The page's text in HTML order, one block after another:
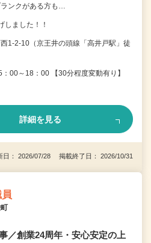
ンクがある方も…
ました！！
1-2-10（京王井の頭線「高井戸駅」徒
00～18：00 【30分程度変動有り】
詳細を見る
日： 2026/07/28 掲載終了日： 2026/10/31
／創業24周年・安心安定の上